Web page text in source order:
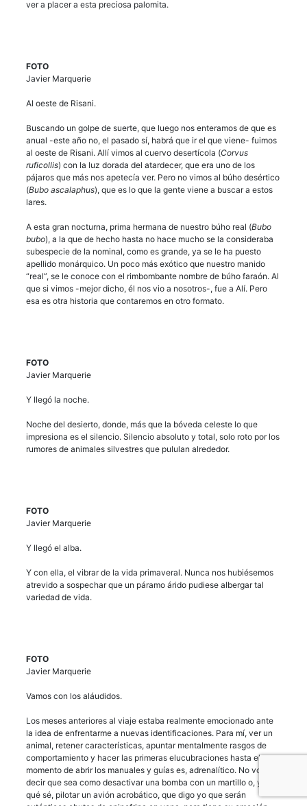
ver a placer a esta preciosa palomita.
FOTO
Javier Marquerie
Al oeste de Risani.
Buscando un golpe de suerte, que luego nos enteramos de que es
anual -este año no, el pasado sí, habrá que ir el que viene- fuimos
al oeste de Risani. Allí vimos al cuervo desertícola (Corvus
ruficollis) con la luz dorada del atardecer, que era uno de los
pájaros que más nos apetecía ver. Pero no vimos al búho desértico
(Bubo ascalaphus), que es lo que la gente viene a buscar a estos
lares.
A esta gran nocturna, prima hermana de nuestro búho real (Bubo
bubo), a la que de hecho hasta no hace mucho se la consideraba
subespecie de la nominal, como es grande, ya se le ha puesto
apellido monárquico. Un poco más exótico que nuestro manido
“real”, se le conoce con el rimbombante nombre de búho faraón. Al
que si vimos -mejor dicho, él nos vio a nosotros-, fue a Alí. Pero
esa es otra historia que contaremos en otro formato.
FOTO
Javier Marquerie
Y llegó la noche.
Noche del desierto, donde, más que la bóveda celeste lo que
impresiona es el silencio. Silencio absoluto y total, solo roto por los
rumores de animales silvestres que pululan alrededor.
FOTO
Javier Marquerie
Y llegó el alba.
Y con ella, el vibrar de la vida primaveral. Nunca nos hubiésemos
atrevido a sospechar que un páramo árido pudiese albergar tal
variedad de vida.
FOTO
Javier Marquerie
Vamos con los aláudidos.
Los meses anteriores al viaje estaba realmente emocionado ante
la idea de enfrentarme a nuevas identificaciones. Para mí, ver un
animal, retener características, apuntar mentalmente rasgos de
comportamiento y hacer las primeras elucubraciones hasta el
momento de abrir los manuales y guías es, adrenalítico. No voy a
decir que sea como desactivar una bomba con un martillo o, yo
qué sé, pilotar un avión acrobático, que digo yo que serán